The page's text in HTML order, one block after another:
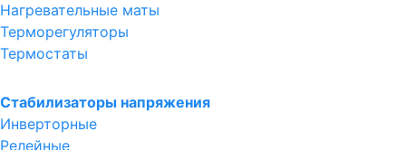
Нагревательные маты
Терморегуляторы
Термостаты
Стабилизаторы напряжения
Инверторные
Релейные